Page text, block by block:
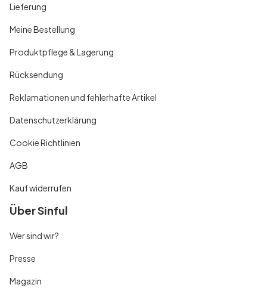
Lieferung
Meine Bestellung
Produktpflege & Lagerung
Rücksendung
Reklamationen und fehlerhafte Artikel
Datenschutzerklärung
Cookie Richtlinien
AGB
Kauf widerrufen
Über Sinful
Wer sind wir?
Presse
Magazin